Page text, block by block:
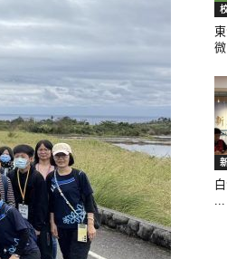
活
新
...